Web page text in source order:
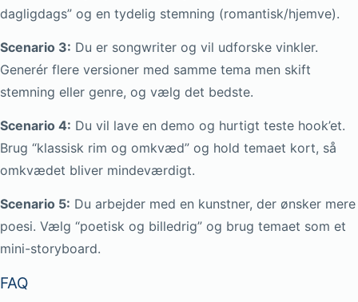
dagligdags” og en tydelig stemning (romantisk/hjemve).
Scenario 3: Du er songwriter og vil udforske vinkler.
Generér flere versioner med samme tema men skift
stemning eller genre, og vælg det bedste.
Scenario 4: Du vil lave en demo og hurtigt teste hook’et.
Brug “klassisk rim og omkvæd” og hold temaet kort, så
omkvædet bliver mindeværdigt.
Scenario 5: Du arbejder med en kunstner, der ønsker mere
poesi. Vælg “poetisk og billedrig” og brug temaet som et
mini-storyboard.
FAQ